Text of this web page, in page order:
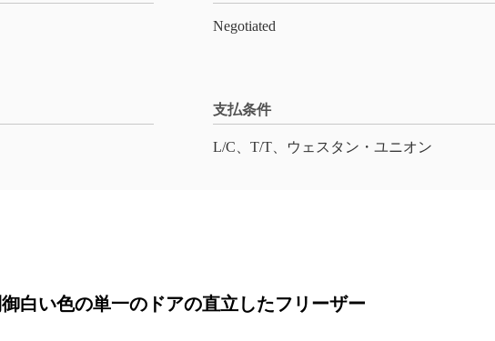
Negotiated
支払条件
L/C、T/T、ウェスタン・ユニオン
白い色の単一のドアの直立したフリーザー